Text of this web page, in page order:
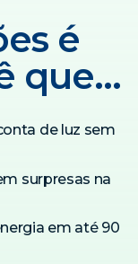
é
que…
de luz sem
surpresas na
em até 90